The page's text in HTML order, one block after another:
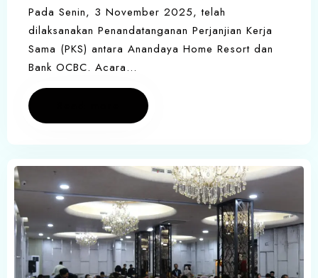
Pada Senin, 3 November 2025, telah
dilaksanakan Penandatanganan Perjanjian Kerja
Sama (PKS) antara Anandaya Home Resort dan
Bank OCBC. Acara…